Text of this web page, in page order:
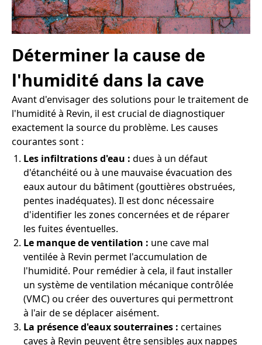
Déterminer la cause de
l'humidité dans la cave
Avant d'envisager des solutions pour le traitement de
l'humidité à Revin, il est crucial de diagnostiquer
exactement la source du problème. Les causes
courantes sont :
Les infiltrations d'eau : dues à un défaut
d'étanchéité ou à une mauvaise évacuation des
eaux autour du bâtiment (gouttières obstruées,
pentes inadéquates). Il est donc nécessaire
d'identifier les zones concernées et de réparer
les fuites éventuelles.
Le manque de ventilation : une cave mal
ventilée à Revin permet l'accumulation de
l'humidité. Pour remédier à cela, il faut installer
un système de ventilation mécanique contrôlée
(VMC) ou créer des ouvertures qui permettront
à l'air de se déplacer aisément.
La présence d'eaux souterraines : certaines
caves à Revin peuvent être sensibles aux nappes